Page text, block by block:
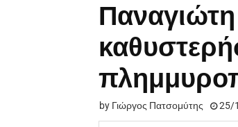
by Γιώργος Πατσομύτης 25/